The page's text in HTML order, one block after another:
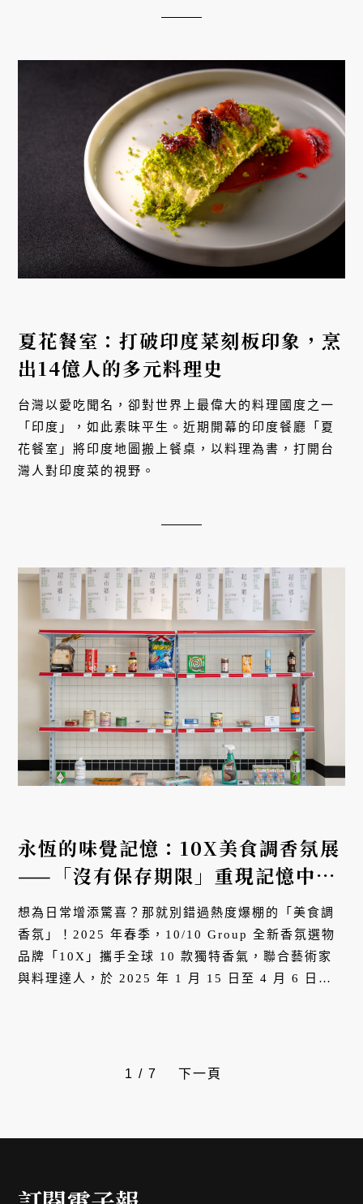
夏花餐室：打破印度菜刻板印象，烹
出14億人的多元料理史
台灣以愛吃聞名，卻對世界上最偉大的料理國度之一
「印度」，如此素昧平生。近期開幕的印度餐廳「夏
花餐室」將印度地圖搬上餐桌，以料理為書，打開台
灣人對印度菜的視野。
永恆的味覺記憶：10X美食調香氛展
——「沒有保存期限」重現記憶中最
動人的滋味
想為日常增添驚喜？那就別錯過熱度爆棚的「美食調
香氛」！2025 年春季，10/10 Group 全新香氛選物
品牌「10X」攜手全球 10 款獨特香氣，聯合藝術家
與料理達人，於 2025 年 1 月 15 日至 4 月 6 日松
1 / 7 下一頁